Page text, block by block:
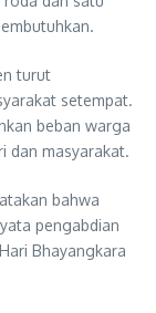
turut
setempat.
beban warga
dan masyarakat.
bahwa
pengabdian
Bhayangkara